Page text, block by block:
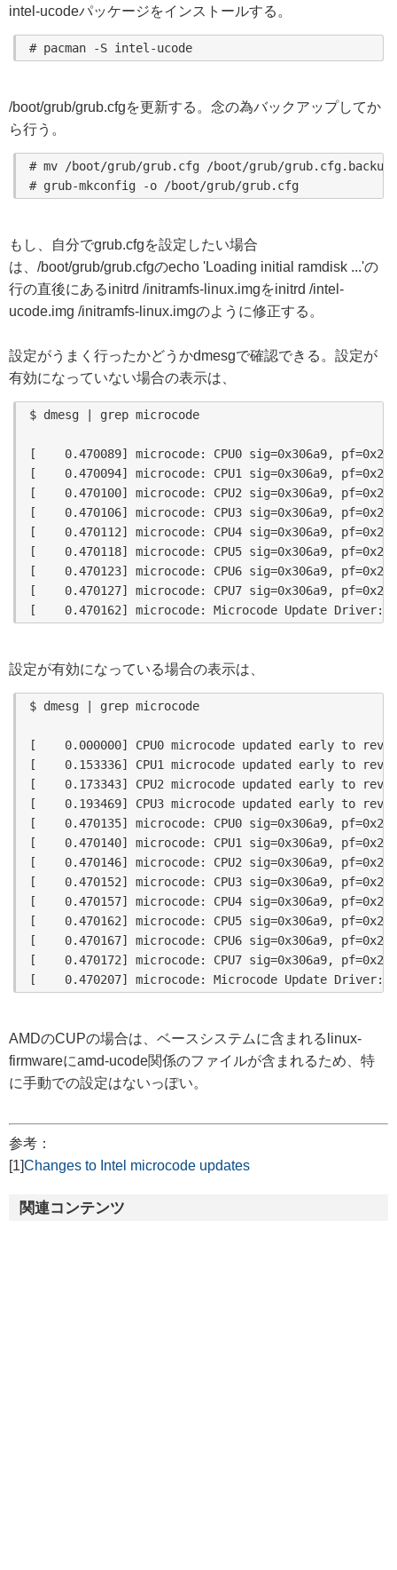
intel-ucodeパッケージをインストールする。
/boot/grub/grub.cfgを更新する。念の為バックアップしてか
ら行う。
# mv /boot/grub/grub.cfg /boot/grub/grub.cfg.backup
もし、自分でgrub.cfgを設定したい場合
は、/boot/grub/grub.cfgのecho 'Loading initial ramdisk ...'の
行の直後にあるinitrd /initramfs-linux.imgをinitrd /intel-
ucode.img /initramfs-linux.imgのように修正する。
設定がうまく行ったかどうかdmesgで確認できる。設定が
有効になっていない場合の表示は、
$ dmesg | grep microcode
[    0.470089] microcode: CPU0 sig=0x306a9, pf=0x2,
[    0.470094] microcode: CPU1 sig=0x306a9, pf=0x2,
[    0.470100] microcode: CPU2 sig=0x306a9, pf=0x2,
[    0.470106] microcode: CPU3 sig=0x306a9, pf=0x2,
[    0.470112] microcode: CPU4 sig=0x306a9, pf=0x2,
[    0.470118] microcode: CPU5 sig=0x306a9, pf=0x2,
[    0.470123] microcode: CPU6 sig=0x306a9, pf=0x2,
[    0.470127] microcode: CPU7 sig=0x306a9, pf=0x2,
設定が有効になっている場合の表示は、
$ dmesg | grep microcode
[    0.000000] CPU0 microcode updated early to
[    0.153336] CPU1 microcode updated early to
[    0.173343] CPU2 microcode updated early to
[    0.193469] CPU3 microcode updated early to
[    0.470135] microcode: CPU0 sig=0x306a9, pf=0x2,
[    0.470140] microcode: CPU1 sig=0x306a9, pf=0x2,
[    0.470146] microcode: CPU2 sig=0x306a9, pf=0x2,
[    0.470152] microcode: CPU3 sig=0x306a9, pf=0x2,
[    0.470157] microcode: CPU4 sig=0x306a9, pf=0x2,
[    0.470162] microcode: CPU5 sig=0x306a9, pf=0x2,
[    0.470167] microcode: CPU6 sig=0x306a9, pf=0x2,
[    0.470172] microcode: CPU7 sig=0x306a9, pf=0x2,
AMDのCUPの場合は、ベースシステムに含まれるlinux-
firmwareにamd-ucode関係のファイルが含まれるため、特
に手動での設定はないっぽい。
参考：
[1]Changes to Intel microcode updates
関連コンテンツ